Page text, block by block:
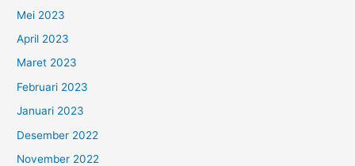
Mei 2023
April 2023
Maret 2023
Februari 2023
Januari 2023
Desember 2022
November 2022